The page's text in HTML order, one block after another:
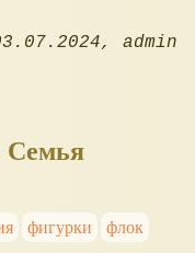
admin
Семья
фигурки
флок